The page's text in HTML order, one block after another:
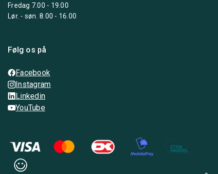
Fredag 7.00 - 19.00
Lør. - søn. 8.00 - 16.00
Følg os på
Facebook
Instagram
Linkedin
YouTube